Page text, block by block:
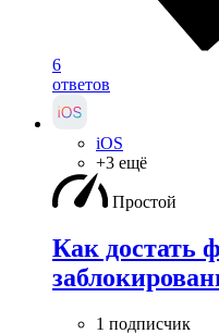
6
ответов
iOS
+3 ещё
Простой
Как достать
1 подписчик